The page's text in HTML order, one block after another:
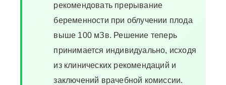
рекомендовать прерывание
беременности при облучении плода
выше 100 мЗв. Решение теперь
принимается индивидуально, исходя
из клинических рекомендаций и
заключений врачебной комиссии.